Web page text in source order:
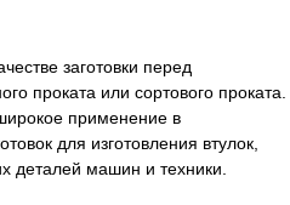
заготовки перед
проката или сортового проката.
применение в
для изготовления втулок,
деталей машин и техники.